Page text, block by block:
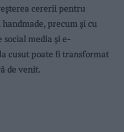
cererii pentru
precum și cu
media și e-
cusut poate fi transformat
de venit.